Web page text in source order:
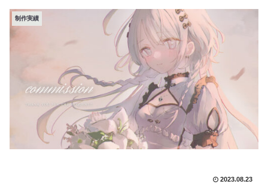
制作実績
2023.08.23